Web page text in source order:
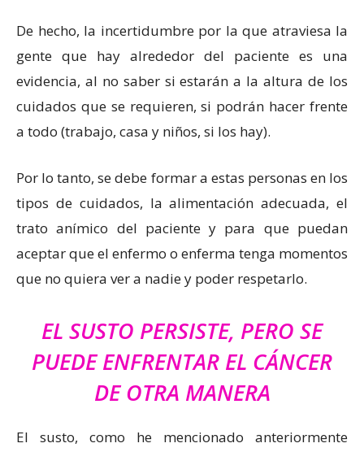
De hecho, la incertidumbre por la que atraviesa la
gente que hay alrededor del paciente es una
evidencia, al no saber si estarán a la altura de los
cuidados que se requieren, si podrán hacer frente
a todo (trabajo, casa y niños, si los hay).
Por lo tanto, se debe formar a estas personas en los
tipos de cuidados, la alimentación adecuada, el
trato anímico del paciente y para que puedan
aceptar que el enfermo o enferma tenga momentos
que no quiera ver a nadie y poder respetarlo.
EL SUSTO PERSISTE, PERO SE
PUEDE ENFRENTAR EL CÁNCER
DE OTRA MANERA
El susto, como he mencionado anteriormente